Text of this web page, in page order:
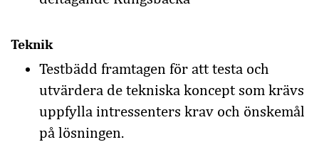
Teknik
Testbädd framtagen för att testa och
utvärdera de tekniska koncept som krävs
uppfylla intressenters krav och önskemål
på lösningen.